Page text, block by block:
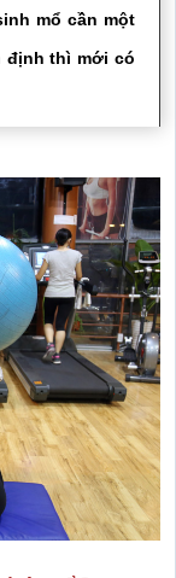
mổ cần một
định thì mới có